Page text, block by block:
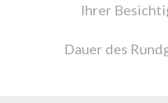
Ihrer
Dauer des